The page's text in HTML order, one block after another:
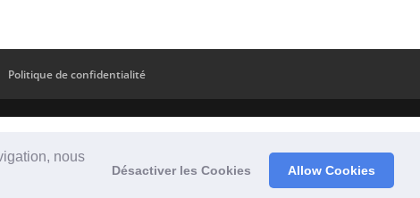
nous
Désactiver les Cookies Allow Cookies
Politique de confidentialité